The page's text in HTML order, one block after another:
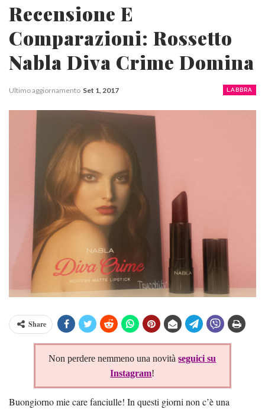
Recensione E
Comparazioni: Rossetto
Nabla Diva Crime Domina
LABBRA
Ultimo aggiornamento Set 1, 2017
Share
Non perdere nemmeno una novitàseguici su
Instagram!
Buongiorno mie care fanciulle! In questi giorni non c’è una